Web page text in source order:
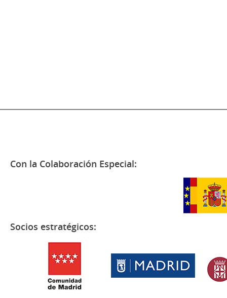
Con la Colaboración Especial:
Socios estratégicos: